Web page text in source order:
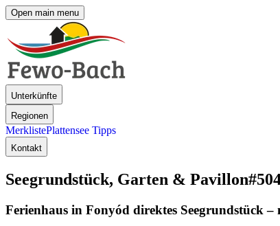
Open main menu
Unterkünfte
Regionen
MerklistePlattensee Tipps
Kontakt
Seegrundstück, Garten & Pavillon
Ferienhaus in Fonyód direktes Seegrundstück